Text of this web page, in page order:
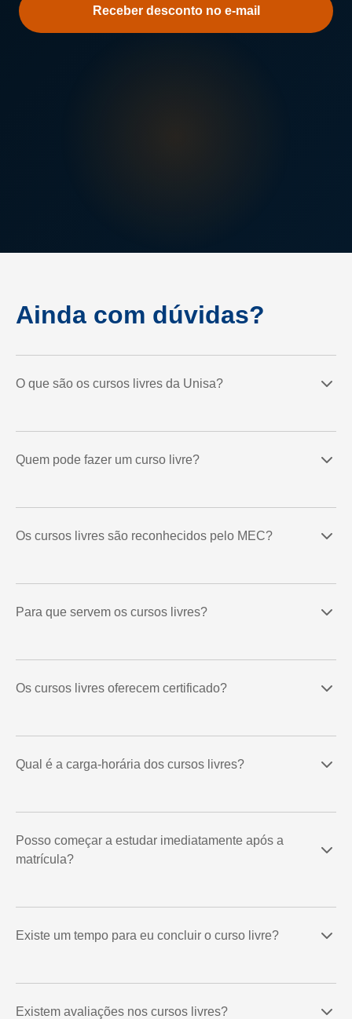
sobre
a
Ainda com dúvidas?
O que são os cursos livres da Unisa?
Quem pode fazer um curso livre?
Os cursos livres são reconhecidos pelo MEC?
Para que servem os cursos livres?
Os cursos livres oferecem certificado?
Qual é a carga-horária dos cursos livres?
Posso começar a estudar imediatamente após a
matrícula?
Existe um tempo para eu concluir o curso livre?
Existem avaliações nos cursos livres?